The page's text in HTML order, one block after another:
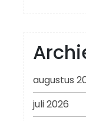
augustus
juli 2026